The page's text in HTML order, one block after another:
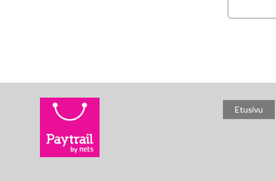
Etusivu